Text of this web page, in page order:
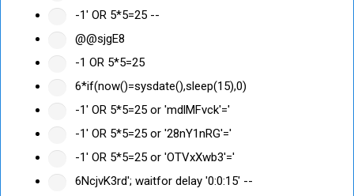
-1' OR 5*5=25 --
@@sjgE8
-1 OR 5*5=25
6*if(now()=sysdate(),sleep(15),0)
-1' OR 5*5=25 or 'mdlMFvck'='
-1' OR 5*5=25 or '28nY1nRG'='
-1' OR 5*5=25 or 'OTVxXwb3'='
6NcjvK3rd'; waitfor delay '0:0:15' --